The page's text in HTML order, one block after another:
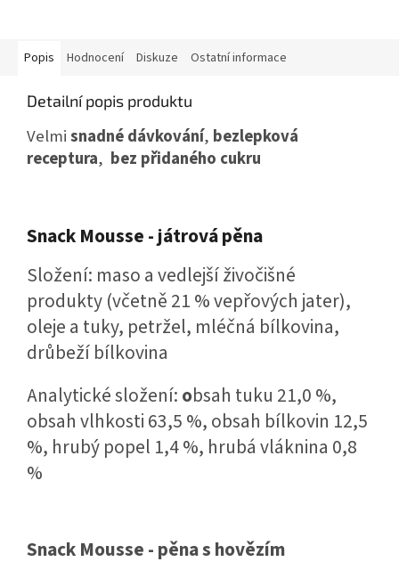
Popis Hodnocení Diskuze Ostatní informace
Detailní popis produktu
Velmisnadné dávkování, bezlepková
receptura, bez přidaného cukru
Snack Mousse - játrová pěna
Složení: maso a vedlejší živočišné
produkty (včetně 21 % vepřových jater),
oleje a tuky, petržel, mléčná bílkovina,
drůbeží bílkovina
Analytické složení:obsah tuku 21,0 %,
obsah vlhkosti 63,5 %, obsah bílkovin 12,5
%, hrubý popel 1,4 %, hrubá vláknina 0,8
%
Snack Mousse - pěna s hovězím